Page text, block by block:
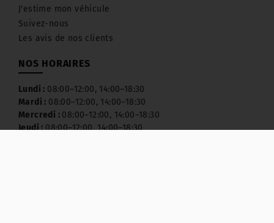
J'estime mon véhicule
Suivez-nous
Les avis de nos clients
NOS HORAIRES
Lundi : 08:00–12:00, 14:00–18:30
Mardi : 08:00–12:00, 14:00–18:30
Mercredi : 08:00–12:00, 14:00–18:30
Jeudi :08:00–12:00, 14:00–18:30